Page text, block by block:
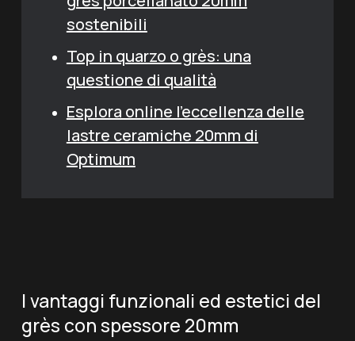
sostenibili
Top in quarzo o grès: una
questione di qualità
Esplora online l’eccellenza delle
lastre ceramiche 20mm di
Optimum
I vantaggi funzionali ed estetici del
grès con spessore 20mm